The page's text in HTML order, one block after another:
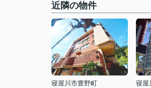
近隣の物件
寝屋川市豊野町
寝屋